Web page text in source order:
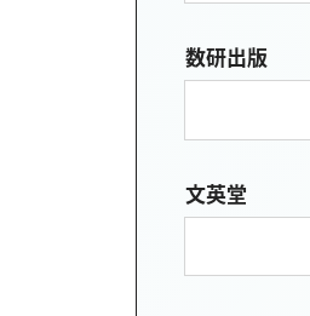
数研出版
文英堂